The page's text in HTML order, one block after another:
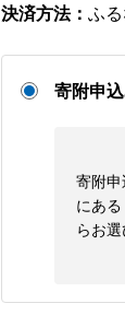
決済方法： ふ
寄附申
寄附
にあ
らお選